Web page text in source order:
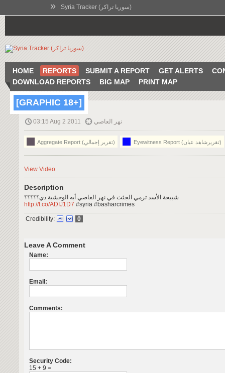
» Syria Tracker (سوريا تراكر)
HOME REPORTS SUBMIT A REPORT GET ALERTS
DOWNLOAD REPORTS
BIG MAP PRINT MAP
[GRAPHIC 18+]
03:15 Aug 2 2011 نهر العاصي
Aggregate Report (تقرير إجمالي) Eyewitness Report (تقريرشاهد عيان)
View Video
Description
شبيحة الأسد ترمي الجثث في نهر العاصي أيه الوحشية دي؟؟؟؟؟
http://t.co/ADIJ1D7 #syria #basharcrimes
Credibility: 0
Leave A Comment
Name:
Email:
Comments:
Security Code:
15 + 9 =